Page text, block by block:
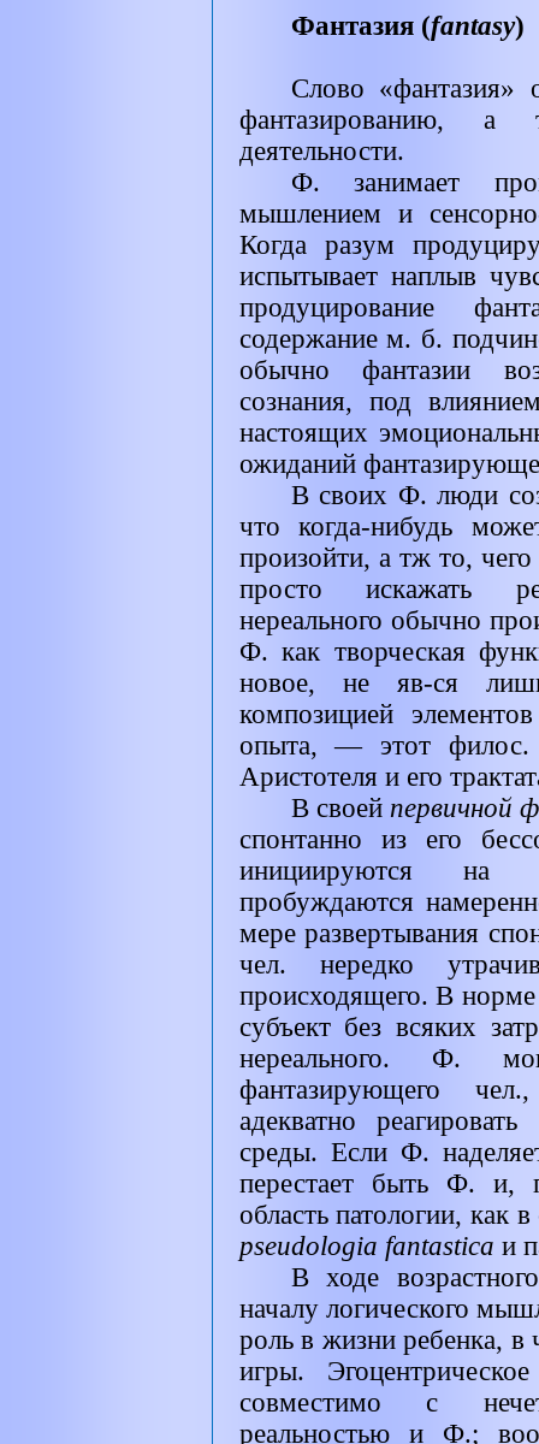
Фантазия (fantasy)
Слово «фантазия»
фантазированию,
деятельности.
Ф. занимает
мышлением и
Когда разум
испытывает наплыв
продуцирование
содержание м. б.
обычно фантазии
сознания, под
настоящих
ожиданий
В своих Ф. люди
что когда-нибудь
произойти, а тж то,
просто искажать
нереального обычно
Ф. как творческая
новое, не яв-ся
композицией
опыта, — этот филос.
Аристотеля и его
В своей первичной
спонтанно из его
инициируются на
пробуждаются
мере развертывания
чел. нередко
происходящего. В норме
субъект без всяких
нереального. Ф.
фантазирующего
адекватно
среды. Если Ф.
перестает быть Ф. и,
область патологии, как
pseudologia fantastica и
В ходе
началу логического
роль в жизни ребенка, в
игры.
совместимо с
реальностью и Ф.;